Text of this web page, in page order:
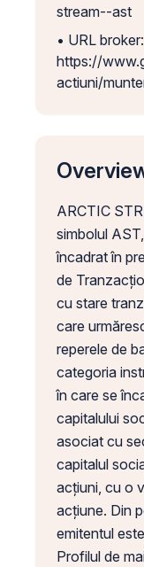
stream--ast
• URL broker:
https://
actiuni/
ARCTIC
simbolul
încadrat în
de
cu stare
care
reperele de
categoria
în care se
capitalului
asociat cu
capitalul
acțiuni, cu o
acțiune. Din
emitentul
Profilul de